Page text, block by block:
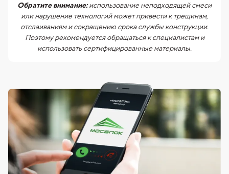
Обратите внимание:использование неподходящей смеси
или нарушение технологий может привести к трещинам,
отслаиваниям и сокращению срока службы конструкции.
Поэтому рекомендуется обращаться к специалистам и
использовать сертифицированные материалы.